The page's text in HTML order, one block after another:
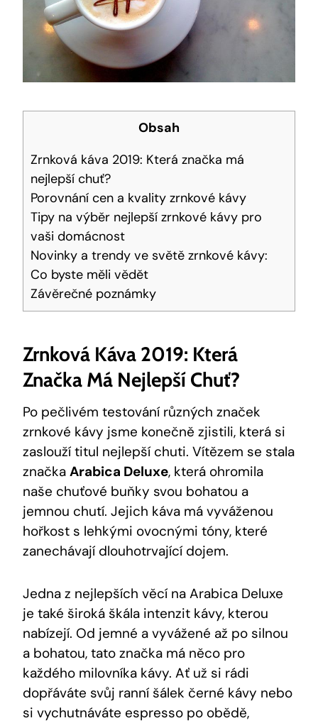
Obsah
Zrnková káva 2019: Která značka ​má
nejlepší chuť?
Porovnání cen a kvality zrnkové kávy
Tipy na výběr nejlepší zrnkové kávy pro
vaši domácnost
Novinky a trendy ve světě zrnkové kávy:
Co ‍byste měli vědět
Závěrečné poznámky
Zrnková Káva 2019: Která
Značka ​má Nejlepší Chuť?
Po pečlivém testování různých značek
zrnkové kávy jsme konečně zjistili, která si
zaslouží ⁤titul nejlepší chuti. Vítězem se stala
značka Arabica Deluxe, která ohromila
naše chuťové buňky svou bohatou a⁣
jemnou chutí. Jejich⁣ káva má vyváženou‌
hořkost s lehkými ovocnými tóny, které
zanechávají dlouhotrvající dojem.
Jedna z nejlepších věcí na⁤ Arabica Deluxe
je také široká škála intenzit kávy, kterou
nabízejí. Od jemné ⁣a vyvážené až po silnou
a bohatou, tato značka má něco pro
každého milovníka ‌kávy. Ať už si rádi
dopřáváte svůj ranní šálek černé kávy nebo⁢
si vychutnáváte espresso po ​obědě,